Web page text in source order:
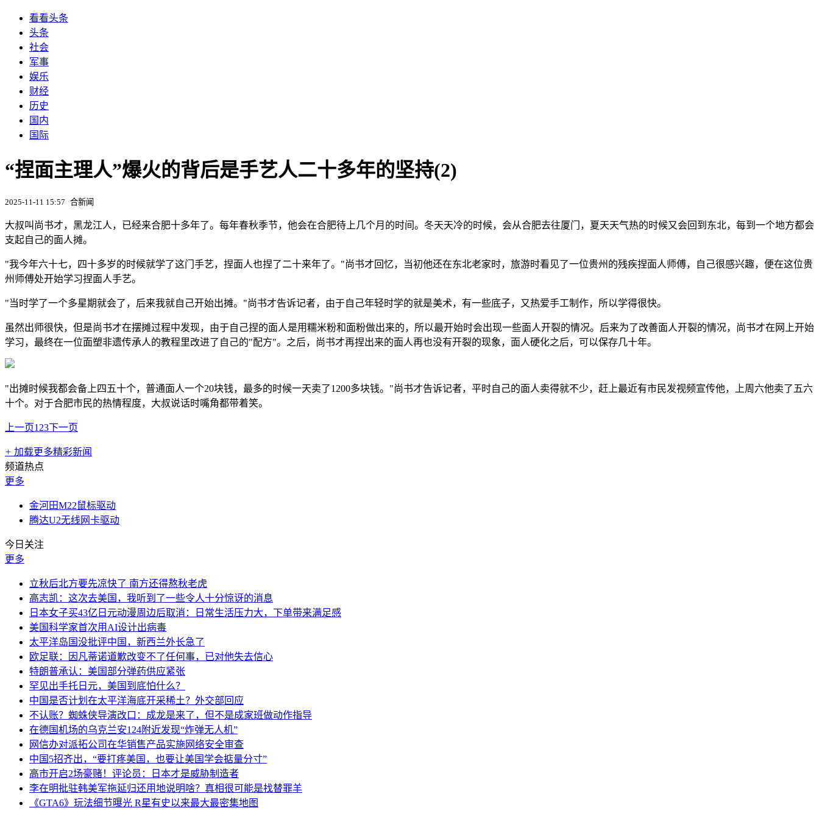
看看头条
头条
社会
军事
娱乐
财经
历史
国内
国际
“捏面主理人”爆火的背后是手艺人二十多年的坚持(2)
2025-11-11 15:57 合新闻
大叔叫尚书才，黑龙江人，已经来合肥十多年了。每年春秋季节，他会在合肥待上几个月的时间。冬天天冷的时候，会从合肥去往厦门，夏天天气热的时候又会回到东北，每到一个地方都会
支起自己的面人摊。
"我今年六十七，四十多岁的时候就学了这门手艺，捏面人也捏了二十来年了。"尚书才回忆，当初他还在东北老家时，旅游时看见了一位贵州的残疾捏面人师傅，自己很感兴趣，便在这位贵
州师傅处开始学习捏面人手艺。
"当时学了一个多星期就会了，后来我就自己开始出摊。"尚书才告诉记者，由于自己年轻时学的就是美术，有一些底子，又热爱手工制作，所以学得很快。
虽然出师很快，但是尚书才在摆摊过程中发现，由于自己捏的面人是用糯米粉和面粉做出来的，所以最开始时会出现一些面人开裂的情况。后来为了改善面人开裂的情况，尚书才在网上开始
学习，最终在一位面塑非遗传承人的教程里改进了自己的"配方"。之后，尚书才再捏出来的面人再也没有开裂的现象，面人硬化之后，可以保存几十年。
"出摊时候我都会备上四五十个，普通面人一个20块钱，最多的时候一天卖了1200多块钱。"尚书才告诉记者，平时自己的面人卖得就不少，赶上最近有市民发视频宣传他，上周六他卖了五六
十个。对于合肥市民的热情程度，大叔说话时嘴角都带着笑。
上一页1 23下一页
+ 加载更多精彩新闻
频道热点
更多
金河田M22鼠标驱动
腾达U2无线网卡驱动
今日关注
更多
立秋后北方要先凉快了 南方还得熬秋老虎
高志凯：这次去美国，我听到了一些令人十分惊讶的消息
日本女子买43亿日元动漫周边后取消：日常生活压力大，下单带来满足感
美国科学家首次用AI设计出病毒
太平洋岛国没批评中国，新西兰外长急了
欧足联：因凡蒂诺道歉改变不了任何事，已对他失去信心
特朗普承认：美国部分弹药供应紧张
罕见出手托日元，美国到底怕什么？
中国是否计划在太平洋海底开采稀土？外交部回应
不认账？蜘蛛侠导演改口：成龙是来了，但不是成家班做动作指导
在德国机场的乌克兰安124附近发现“炸弹无人机”
网信办对派拓公司在华销售产品实施网络安全审查
中国5招齐出，“要打疼美国，也要让美国学会掂量分寸”
高市开启2场豪赌！评论员：日本才是威胁制造者
李在明批驻韩美军拖延归还用地说明啥？真相很可能是找替罪羊
《GTA6》玩法细节曝光 R星有史以来最大最密集地图